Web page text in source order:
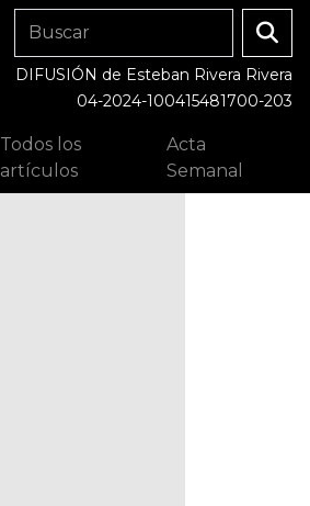
DIFUSIÓN de Esteban Rivera Rivera
04-2024-100415481700-203
Todos los
artículos
Acta
Semanal